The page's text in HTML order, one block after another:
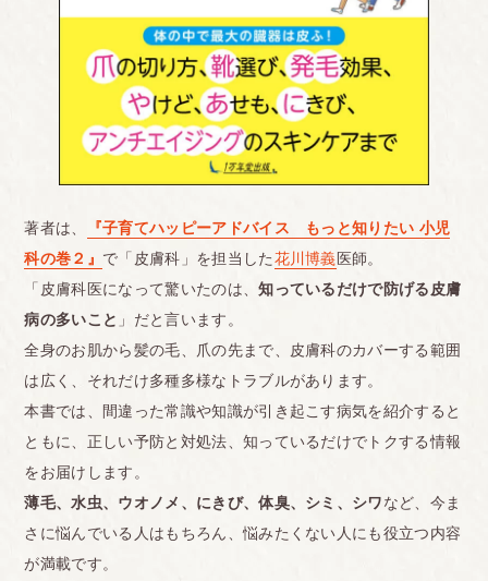
著者は、
『子育てハッピーアドバイス もっと知りたい 小児
科の巻２』 で「皮膚科」を担当した花川博義医師。
「皮膚科医になって驚いたのは、知っているだけで防げる皮膚
病の多いこと 」だと言います。
全身のお肌から髪の毛、爪の先まで、皮膚科のカバーする範囲
は広く、それだけ多種多様なトラブルがあります。
本書では、間違った常識や知識が引き起こす病気を紹介すると
ともに、正しい予防と対処法、知っているだけでトクする情報
をお届けします。
薄毛、水虫、ウオノメ、にきび、体臭、シミ、シワなど、今ま
さに悩んでいる人はもちろん、悩みたくない人にも役立つ内容
が満載です。